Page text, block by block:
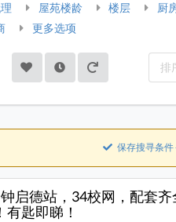
屋苑楼龄 楼层
厨
更多选项
排
保存搜寻条件
启德站，34校网，配套
有匙即睇！